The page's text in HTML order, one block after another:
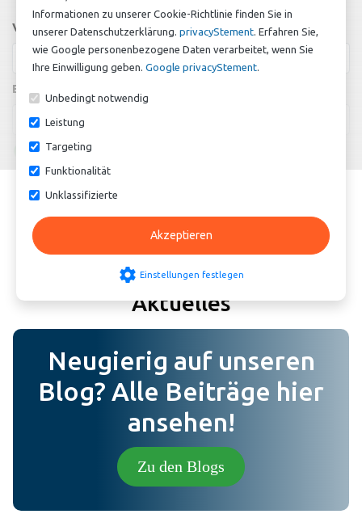
Vor- und Nachname
E-Mail
add_circle Vorteile
Hinzufügen
Foto (Optional) (jpg,png).
BEWERTUNG SCHREIBENexpand_more
Aktuelles
Neugierig auf unseren
Blog? Alle Beiträge hier
ansehen!
Zu den Blogs
Informationen zu unserer Cookie-Richtlinie finden Sie in
unserer Datenschutzerklärung. privacyStement. Erfahren Sie,
wie Google personenbezogene Daten verarbeitet, wenn Sie
Ihre Einwilligung geben. Google privacyStement.
Unbedingt notwendig
Leistung
Targeting
Funktionalität
Unklassifizierte
Akzeptieren
settings Einstellungen festlegen